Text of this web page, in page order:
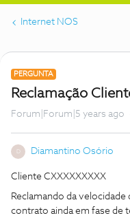
Internet NOS
PERGUNTA
Reclamação
Forum|Forum|5 years ago
D Diamantino Osório
Cliente CXXXXXXXXX
Reclamando da
contrato ainda em fase de